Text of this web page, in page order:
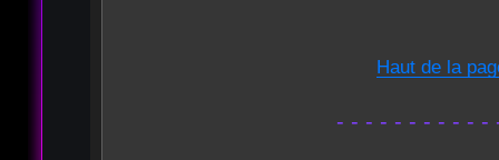
Haut de la
- - - - - - - - - - -